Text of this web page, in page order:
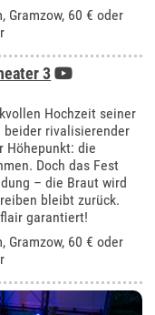
Gramzow, 60 € oder
3
Hochzeit seiner
rivalisierender
Höhepunkt: die
Doch das Fest
– die Braut wird
bleibt zurück.
garantiert!
Gramzow, 60 € oder